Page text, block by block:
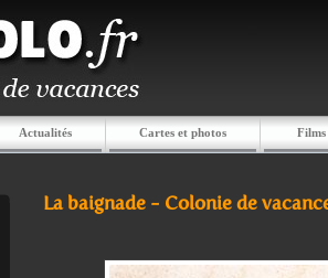
Actualités Cartes et photos Films
La baignade - Colonie de